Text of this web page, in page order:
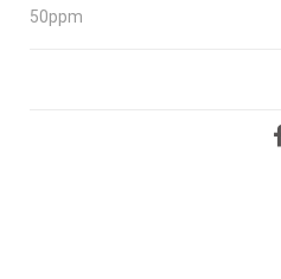
50ppm